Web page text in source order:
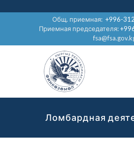
Общ. приемная:+996-
Приемная председателя:
Ломбардная